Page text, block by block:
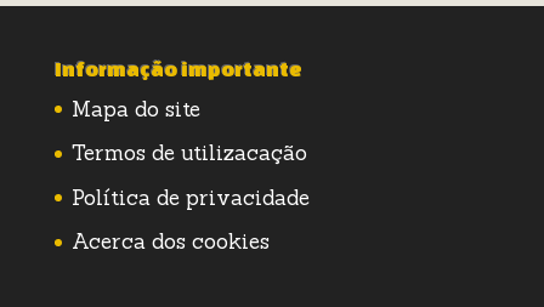
Informação importante
Mapa do site
Termos de utilizacação
Política de privacidade
Acerca dos cookies